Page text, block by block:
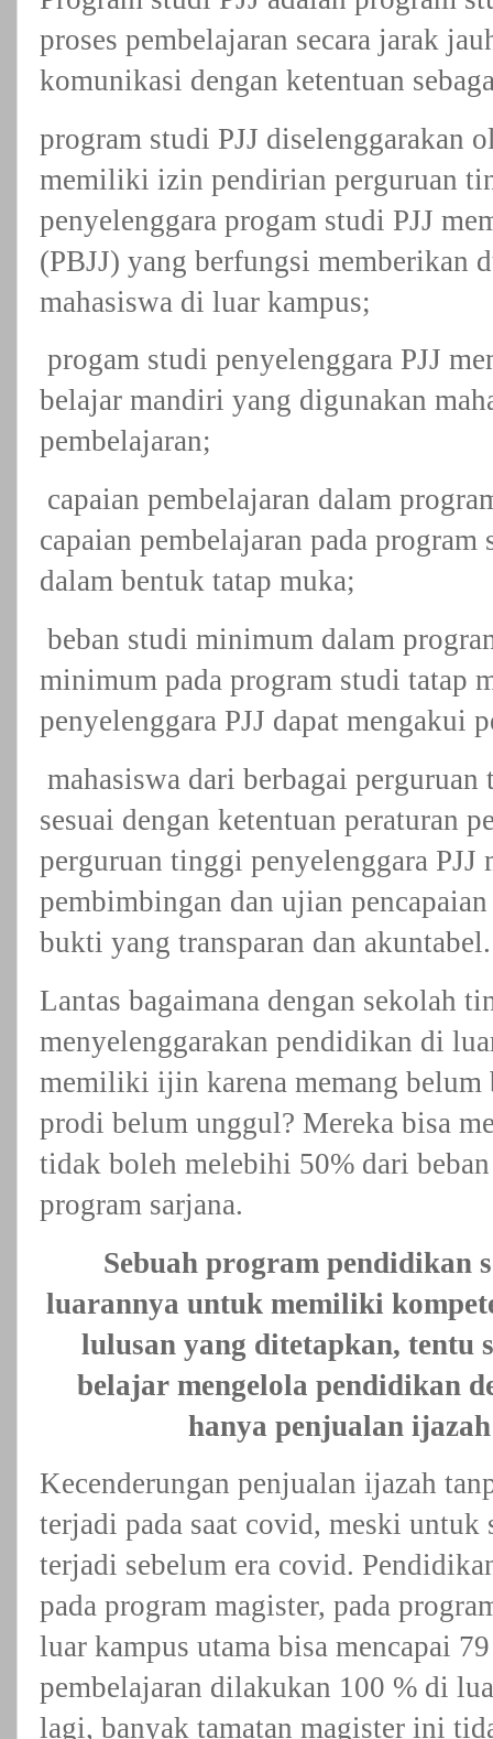
proses pembelajaran secara jarak
komunikasi dengan ketentuan
program studi PJJ diselenggarakan
memiliki izin pendirian perguruan
penyelenggara progam studi PJJ
(PBJJ) yang berfungsi memberikan
mahasiswa di luar kampus;
progam studi penyelenggara PJJ
belajar mandiri yang digunakan
pembelajaran;
capaian pembelajaran dalam
capaian pembelajaran pada
dalam bentuk tatap muka;
beban studi minimum dalam
minimum pada program studi tatap
penyelenggara PJJ dapat mengakui
mahasiswa dari berbagai
sesuai dengan ketentuan peraturan
perguruan tinggi penyelenggara PJJ
pembimbingan dan ujian
bukti yang transparan dan akuntabel.
Lantas bagaimana dengan sekolah
menyelenggarakan pendidikan di
memiliki ijin karena memang belum
prodi belum unggul? Mereka bisa
tidak boleh melebihi 50% dari
program sarjana.
Sebuah program pendidikan
luarannya untuk memiliki
lulusan yang ditetapkan, tentu
belajar mengelola pendidikan
hanya penjualan
Kecenderungan penjualan ijazah
terjadi pada saat covid, meski
terjadi sebelum era covid.
pada program magister, pada
luar kampus utama bisa mencapai
pembelajaran dilakukan 100 % di
lagi, banyak tamatan magister ini